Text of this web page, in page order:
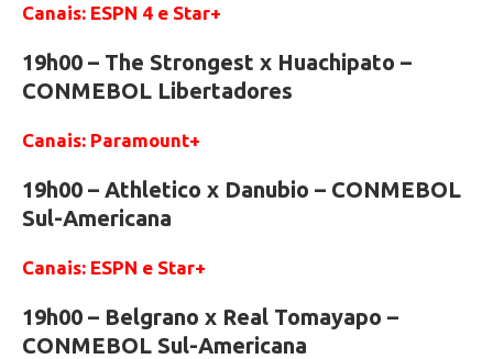
Canais: ESPN 4 e Star+
19h00 – The Strongest x Huachipato –
CONMEBOL Libertadores
Canais: Paramount+
19h00 – Athletico x Danubio – CONMEBOL
Sul-Americana
Canais: ESPN e Star+
19h00 – Belgrano x Real Tomayapo –
CONMEBOL Sul-Americana